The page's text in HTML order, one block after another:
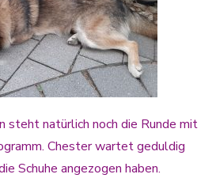
steht natürlich noch die Runde mit
Chester wartet geduldig
Schuhe angezogen haben.